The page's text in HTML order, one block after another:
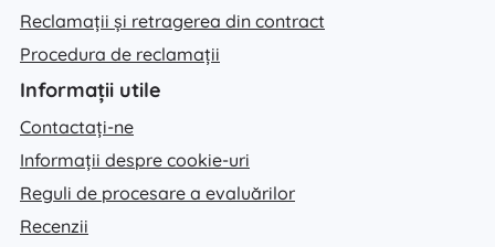
Reclamații și retragerea din contract
Procedura de reclamații
Informații utile
Contactați-ne
Informații despre cookie-uri
Reguli de procesare a evaluărilor
Recenzii